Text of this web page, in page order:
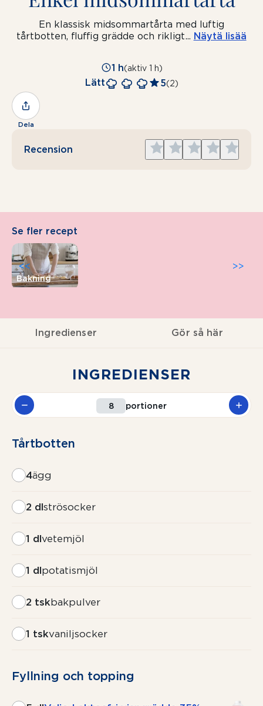
En klassisk midsommartårta med luftig
tårtbotten, fluffig grädde och rikligt... Näytä lisää
1 h(aktiv 1 h)
Lätt 5(2)
Dela
Recension
Give
5
Give
4
Give
3
Give
2
Give
1
Se fler recept
Bakning
>>
<<
Ingredienser Gör så här
INGREDIENSER
portioner
Tårtbotten
4ägg
2 dlströsocker
1 dlvetemjöl
1 dlpotatismjöl
2 tskbakpulver
1 tskvaniljsocker
Fyllning och topping